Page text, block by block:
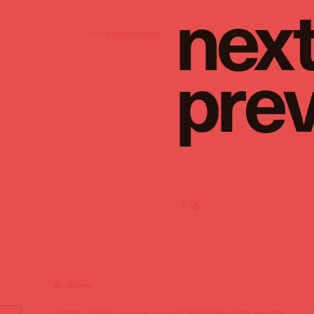
nex
pre